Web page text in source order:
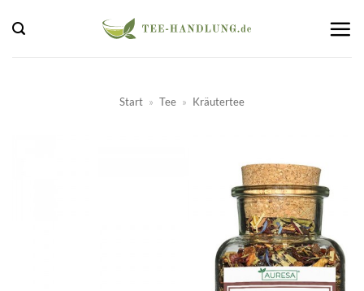
Inhalt
springen
Start » Tee » Kräutertee